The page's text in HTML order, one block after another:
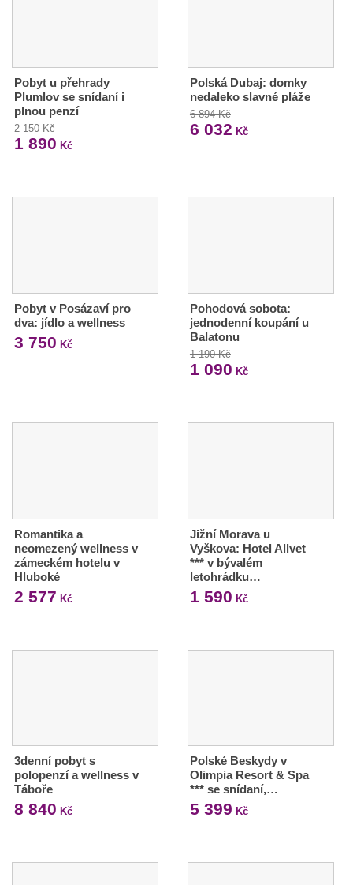
Pobyt u přehrady
Plumlov se snídaní i
plnou penzí
2 150 Kč
1 890 Kč
Polská Dubaj: domky
nedaleko slavné pláže
6 894 Kč
6 032 Kč
Pobyt v Posázaví pro
dva: jídlo a wellness
3 750 Kč
Pohodová sobota:
jednodenní koupání u
Balatonu
1 190 Kč
1 090 Kč
Romantika a
neomezený wellness v
zámeckém hotelu v
Hluboké
2 577 Kč
Jižní Morava u
Vyškova: Hotel Allvet
*** v bývalém
letohrádku…
1 590 Kč
3denní pobyt s
polopenzí a wellness v
Táboře
8 840 Kč
Polské Beskydy v
Olimpia Resort & Spa
*** se snídaní,…
5 399 Kč